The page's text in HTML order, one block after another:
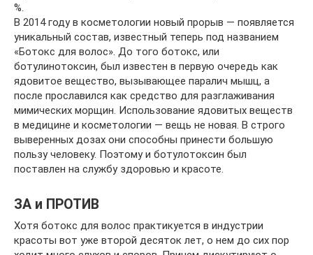
%.
В 2014 году в косметологии новый прорыв — появляется
уникальный состав, известный теперь под названием
«Ботокс для волос». До того ботокс, или
ботулинотоксин, был известен в первую очередь как
ядовитое вещество, вызывающее паралич мышц, а
после прославился как средство для разглаживания
мимических морщин. Использование ядовитых веществ
в медицине и косметологии — вещь не новая. В строго
выверенных дозах они способны принести большую
пользу человеку. Поэтому и ботулотоксин был
поставлен на службу здоровью и красоте.
ЗА и ПРОТИВ
Хотя ботокс для волос практикуется в индустрии
красоты вот уже второй десяток лет, о нем до сих пор